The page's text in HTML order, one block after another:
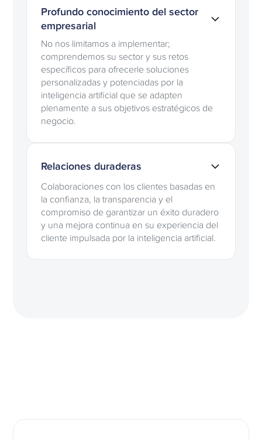
Profundo conocimiento del sector
empresarial
No nos limitamos a implementar;
comprendemos su sector y sus retos
específicos para ofrecerle soluciones
personalizadas y potenciadas por la
inteligencia artificial que se adapten
plenamente a sus objetivos estratégicos de
negocio.
Relaciones duraderas
Colaboraciones con los clientes basadas en
la confianza, la transparencia y el
compromiso de garantizar un éxito duradero
y una mejora continua en su experiencia del
cliente impulsada por la inteligencia artificial.